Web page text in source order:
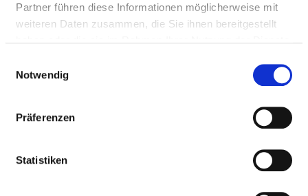
Partner führen diese Informationen möglicherweise mit
weiteren Daten zusammen, die Sie ihnen bereitgestellt
Notwendig
Präferenzen
Statistiken
Tel.:03362-7790
https://www.sana.de/woltersdorf